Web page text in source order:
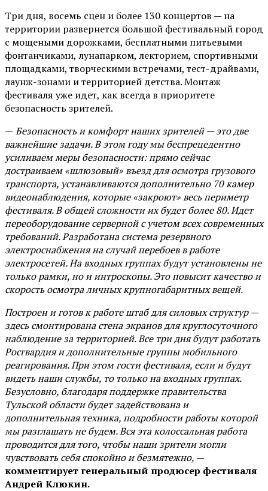
Три дня, восемь сцен и более 130 концертов — на
территории развернется большой фестивальный город
с мощеными дорожками, бесплатными питьевыми
фонтанчиками, лунапарком, лекторием, спортивными
площадками, творческими встречами, тест-драйвами,
лаунж-зонами и территорией детства. Монтаж
фестиваля уже идет, как всегда в приоритете
безопасность зрителей.
— Безопасность и комфорт наших зрителей — это две
важнейшие задачи. В этом году мы беспрецедентно
усиливаем меры безопасности: прямо сейчас
достраиваем «шлюзовый» въезд для осмотра грузового
транспорта, устанавливаются дополнительно 70 камер
видеонаблюдения, которые «закроют» весь периметр
фестиваля. В общей сложности их будет более 80. Идет
переоборудование серверной с учетом всех современных
требований. Разработана система резервного
электроснабжения на случай перебоев в работе
электросетей. На входных группах будут установлены не
только рамки, но и интроскопы. Это повысит качество и
скорость осмотра личных крупногабаритных вещей.
Построен и готов к работе штаб для силовых структур —
здесь смонтирована стена экранов для круглосуточного
наблюдение за территорией. Все три дня будут работать
Росгвардия и дополнительные группы мобильного
реагирования. При этом гости фестиваля, если и будут
видеть наши службы, то только на входных группах.
Безусловно, благодаря поддержке правительства
Тульской области будет задействована и
дополнительная техника, подробности работы которой
мы разглашать не будем. Вся эта колоссальная работа
проводится для того, чтобы наши зрители могли
чувствовать себя спокойно и безмятежно, —
комментирует генеральный продюсер фестиваля
Андрей Клюкин.